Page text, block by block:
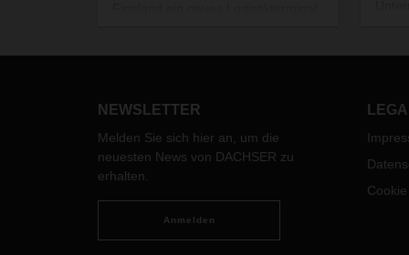
auf dem finnischen Markt.
CEO
NEWSLETTER
Melden Sie sich hier an, um die
neuesten News von DACHSER zu
erhalten.
Anmelden